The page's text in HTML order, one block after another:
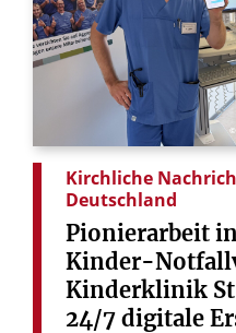
©
Kirchliche
Deutschland
Pionierarbeit in
Kinder-
Kinderklinik
24/7 digitale